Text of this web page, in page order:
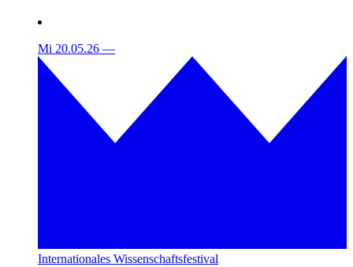
Mi 20.05.26 —
Internationales Wissenschaftsfestival